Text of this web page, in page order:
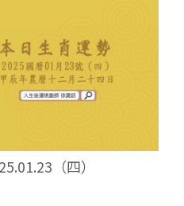
（四）